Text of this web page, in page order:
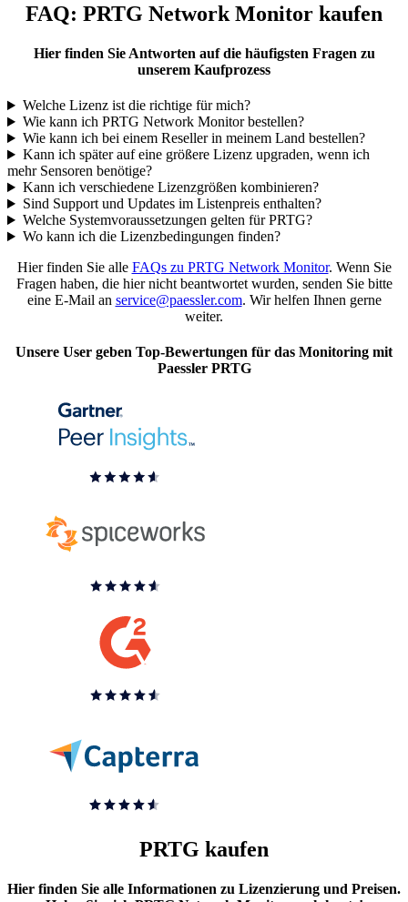
FAQ: PRTG Network Monitor kaufen
Hier finden Sie Antworten auf die häufigsten Fragen zu
unserem Kaufprozess
Welche Lizenz ist die richtige für mich?
Wie kann ich PRTG Network Monitor bestellen?
Wie kann ich bei einem Reseller in meinem Land bestellen?
Kann ich später auf eine größere Lizenz upgraden, wenn ich
mehr Sensoren benötige?
Kann ich verschiedene Lizenzgrößen kombinieren?
Sind Support und Updates im Listenpreis enthalten?
Welche Systemvoraussetzungen gelten für PRTG?
Wo kann ich die Lizenzbedingungen finden?
Hier finden Sie alle FAQs zu PRTG Network Monitor. Wenn Sie
Fragen haben, die hier nicht beantwortet wurden, senden Sie bitte
eine E-Mail an service@paessler.com. Wir helfen Ihnen gerne
weiter.
Unsere User geben Top-Bewertungen für das Monitoring mit
Paessler PRTG
PRTG kaufen
Hier finden Sie alle Informationen zu Lizenzierung und Preisen.